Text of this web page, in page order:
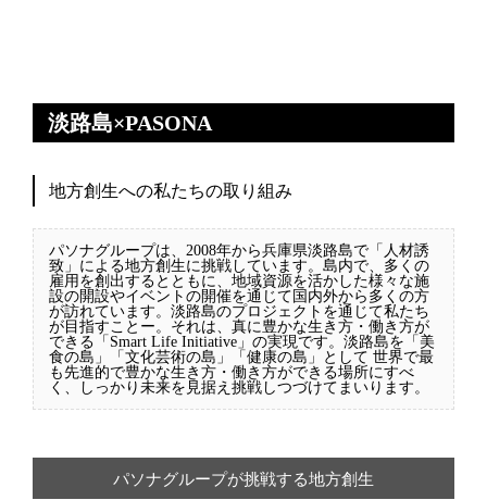
淡路島×PASONA
地方創生への私たちの取り組み
パソナグループは、2008年から兵庫県淡路島で「人材誘
致」による地方創生に挑戦しています。島内で、多くの
雇用を創出するとともに、地域資源を活かした様々な施
設の開設やイベントの開催を通じて国内外から多くの方
が訪れています。淡路島のプロジェクトを通じて私たち
が目指すことー。それは、真に豊かな生き方・働き方が
できる「Smart Life Initiative」の実現です。淡路島を「美
食の島」「文化芸術の島」「健康の島」として 世界で最
も先進的で豊かな生き方・働き方ができる場所にすべ
く、しっかり未来を見据え挑戦しつづけてまいります。
パソナグループが挑戦する地方創生